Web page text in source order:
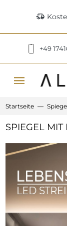
delivery_truck_speed
+49
menu
Startseite
SPIEGEL